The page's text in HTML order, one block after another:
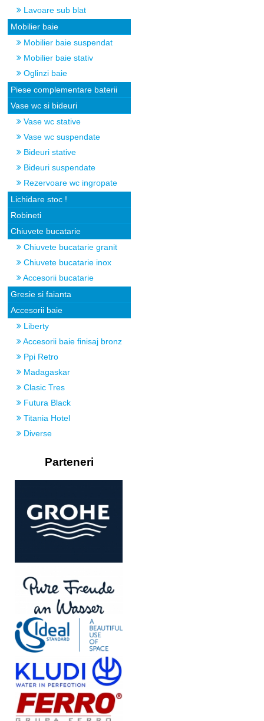
Lavoare sub blat
Mobilier baie
Mobilier baie suspendat
Mobilier baie stativ
Oglinzi baie
Piese complementare baterii
Vase wc si bideuri
Vase wc stative
Vase wc suspendate
Bideuri stative
Bideuri suspendate
Rezervoare wc ingropate
Lichidare stoc !
Robineti
Chiuvete bucatarie
Chiuvete bucatarie granit
Chiuvete bucatarie inox
Accesorii bucatarie
Gresie si faianta
Accesorii baie
Liberty
Accesorii baie finisaj bronz
Ppi Retro
Madagaskar
Clasic Tres
Futura Black
Titania Hotel
Diverse
Parteneri